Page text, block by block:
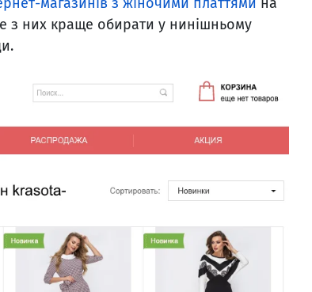
з них краще обирати у нинішньому